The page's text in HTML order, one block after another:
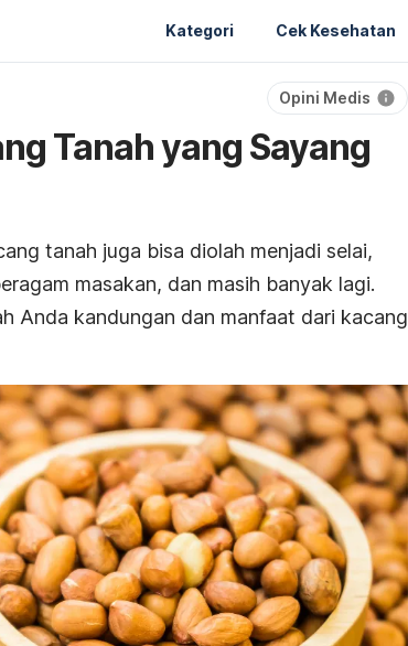
Kategori Cek Kesehatan
Opini Medis
Tanah yang Sayang
tanah juga bisa diolah menjadi selai,
masakan, dan masih banyak lagi.
Anda kandungan dan manfaat dari kacang